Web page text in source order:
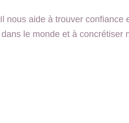
nous aide à trouver confiance
le monde et à concrétiser